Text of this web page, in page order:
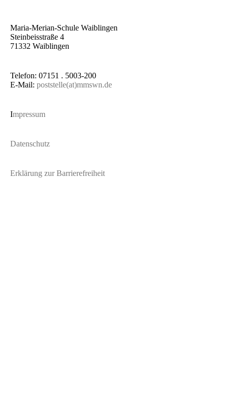
Maria-Merian-Schule Waiblingen
Steinbeisstraße 4
71332 Waiblingen
Telefon: 07151 . 5003-200
E-Mail: poststelle(at)mmswn.de
Impressum
Datenschutz
Erklärung zur Barrierefreiheit